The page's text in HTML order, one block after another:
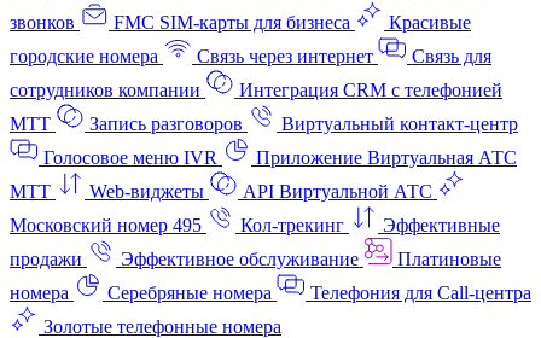
звонков
FMC SIM-карты для бизнеса
Красивые
городские номера
Связь через интернет
Связь для
сотрудников компании
Интеграция CRM с телефонией
МТТ
Запись разговоров
Виртуальный контакт‑центр
Голосовое меню IVR
Приложение Виртуальная АТС
МТТ
Web-виджеты
API Виртуальной АТС
Московский номер 495
Кол-трекинг
Эффективные
продажи
Эффективное обслуживание
Платиновые
номера
Серебряные номера
Телефония для Call-центра
Золотые телефонные номера